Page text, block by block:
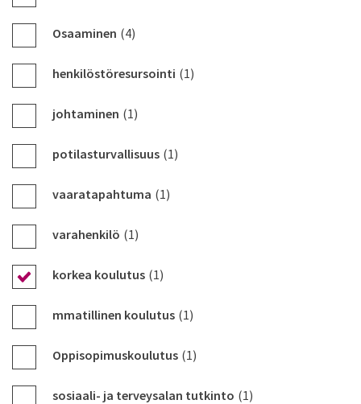
Osaaminen (4)
henkilöstöresursointi (1)
johtaminen (1)
potilasturvallisuus (1)
vaaratapahtuma (1)
varahenkilö (1)
korkea koulutus (1)
mmatillinen koulutus (1)
Oppisopimuskoulutus (1)
sosiaali- ja terveysalan tutkinto (1)